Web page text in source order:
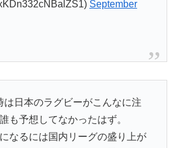
September
は日本のラグビーがこんなに注
も予想してなかったはず。
なるには国内リーグの盛り上が